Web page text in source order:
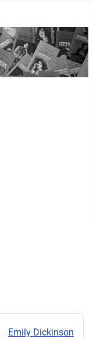
Emily Dickinson